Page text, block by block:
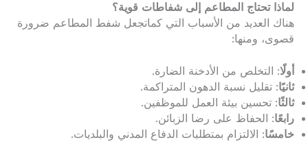
لماذا تحتاج المطاعم إلى شفاطات قوية؟
هناك العديد من الأسباب التي كماتجعل شفط المطاعم ضرورة
قصوى، ومنها:
أولًا: التخلص من الأدخنة الضارة.
ثانيًا: تقليل نسبة الدهون المتراكمة.
ثالثًا: تحسين بيئة العمل للموظفين.
رابعًا: الحفاظ على رضا الزبائن.
خامسًا: الالتزام بمتطلبات الدفاع المدني والبلديات.